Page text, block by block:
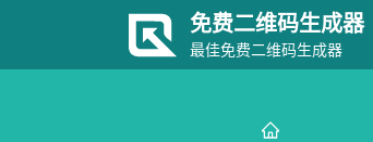
免费二维码生成器
最佳免费二维码生成器